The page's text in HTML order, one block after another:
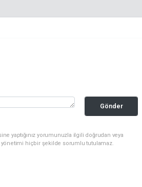
Gönder
yaptığınız yorumunuzla ilgili doğrudan veya
yönetimi hiçbir şekilde sorumlu tutulamaz.